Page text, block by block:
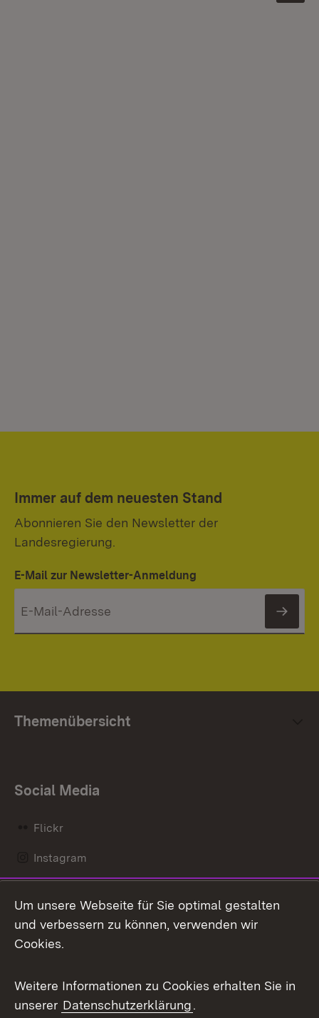
Immer auf dem neuesten Stand
Abonnieren Sie den Newsletter der
Landesregierung.
E-Mail zur Newsletter-Anmeldung
Themenübersicht
Social Media
Flickr
Instagram
Mastodon
Messenger
Social Wall
X / Twitter
Um unsere Webseite für Sie optimal gestalten
und verbessern zu können, verwenden wir
Cookies.
Weitere Informationen zu Cookies erhalten Sie in
unserer Datenschutzerklärung.